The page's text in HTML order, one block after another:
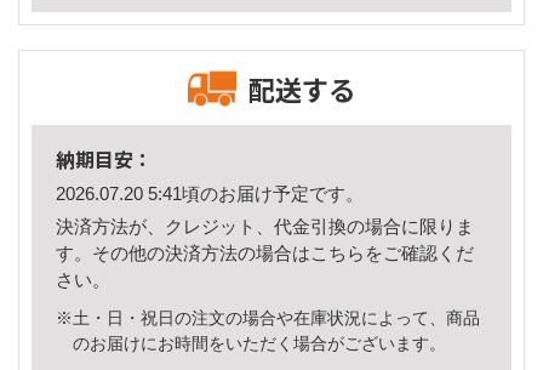
配送する
納期目安：
2026.07.20 5:41頃のお届け予定です。
決済方法が、クレジット、代金引換の場合に限りま
す。その他の決済方法の場合はこちら をご確認くだ
さい。
※土・日・祝日の注文の場合や在庫状況によって、商品
のお届けにお時間をいただく場合がございます。